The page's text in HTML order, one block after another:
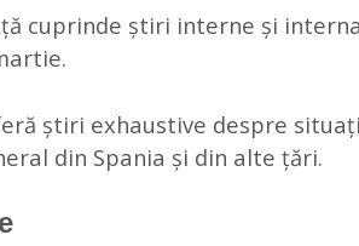
cuprinde știri interne și
știri exhaustive despre
din Spania și din alte țări.